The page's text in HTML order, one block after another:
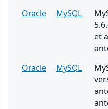
Oracle
MySQL
et
Oracle
MySQL